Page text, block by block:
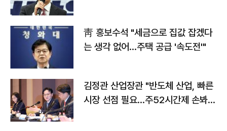
靑 홍보수석 "세금으로 집값 잡겠다
는 생각 없어…주택 공급 '속도전'"
김정관 산업장관 "반도체 산업, 빠른
시장 선점 필요…주52시간제 손봐